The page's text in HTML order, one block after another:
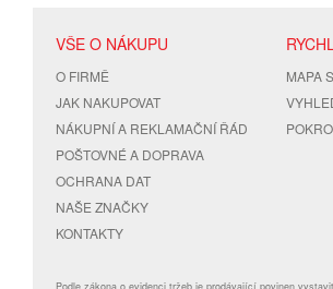
VŠE O NÁKUPU
O FIRMĚ
JAK NAKUPOVAT
NÁKUPNÍ A REKLAMAČNÍ ŘÁD
POŠTOVNÉ A DOPRAVA
OCHRANA DAT
NAŠE ZNAČKY
KONTAKTY
MAPA